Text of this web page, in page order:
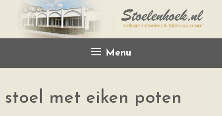
Menu
stoel met eiken poten